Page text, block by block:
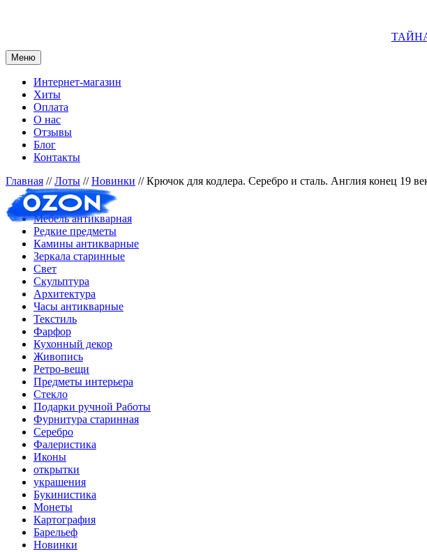
Меню
Интернет-магазин
Хиты
Оплата
О нас
Отзывы
Блог
Контакты
Главная //Лоты //Новинки //Крючок для кодлера. Серебро и сталь. Англия конец 19
Прочее
Мебель антикварная
Редкие предметы
Камины антикварные
Зеркала старинные
Свет
Скульптура
Архитектура
Часы антикварные
Текстиль
Фарфор
Кухонный декор
Живопись
Ретро-вещи
Предметы интерьера
Стекло
Подарки ручной Работы
Фурнитура старинная
Серебро
Фалеристика
Иконы
открытки
украшения
Букинистика
Монеты
Картография
Барельеф
Новинки